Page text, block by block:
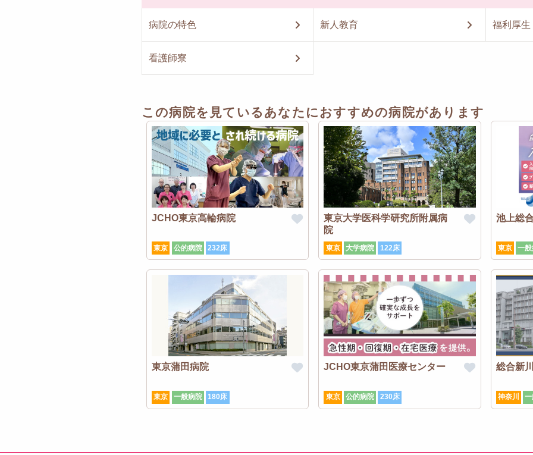
病院の特色 新人教育 福利厚生
看護師寮
この病院を見ているあなたにおすすめの病院があります
JCHO東京高輪病院
東京 公的病院 232床
東京大学医科学研究所附属病
院
東京 大学病院 122床
池上総
東京 一
東京蒲田病院
東京 一般病院 180床
JCHO東京蒲田医療センター
東京 公的病院 230床
総合新
神奈川